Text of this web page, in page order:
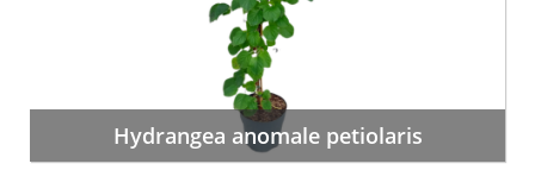
Hydrangea anomale petiolaris